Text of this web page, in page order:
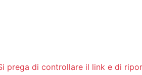
prega di controllare il link e di